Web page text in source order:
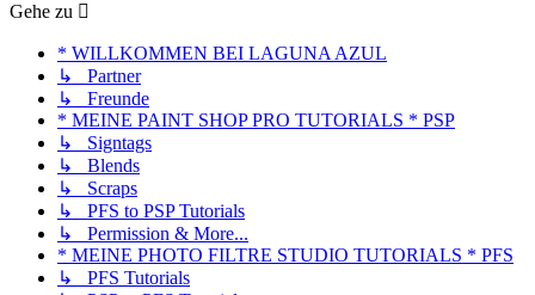
Gehe zu
* WILLKOMMEN BEI LAGUNA AZUL
↳ Partner
↳ Freunde
* MEINE PAINT SHOP PRO TUTORIALS * PSP
↳ Signtags
↳ Blends
↳ Scraps
↳ PFS to PSP Tutorials
↳ Permission & More...
* MEINE PHOTO FILTRE STUDIO TUTORIALS * PFS
↳ PFS Tutorials